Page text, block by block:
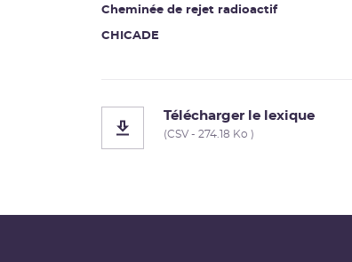
Cheminée de rejet radioactif
CHICADE
Télécharger le lexique
(CSV - 274.18 Ko )